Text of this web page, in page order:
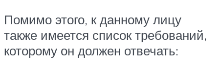
Помимо этого, к данному лицу
также имеется список требований,
которому он должен отвечать: